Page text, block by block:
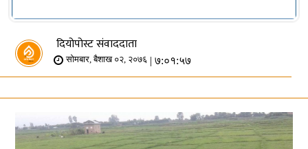
दियोपोस्ट संवाददाता
सोमबार, बैशाख ०२, २०७६ | ७:०१:५७